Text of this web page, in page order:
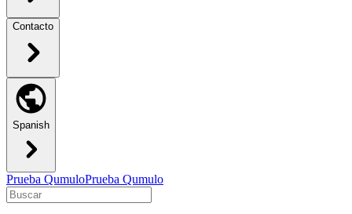
Contacto
Spanish
Prueba QumuloPrueba Qumulo